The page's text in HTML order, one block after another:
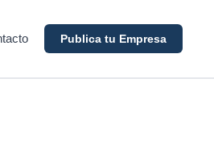
Publica tu Empresa